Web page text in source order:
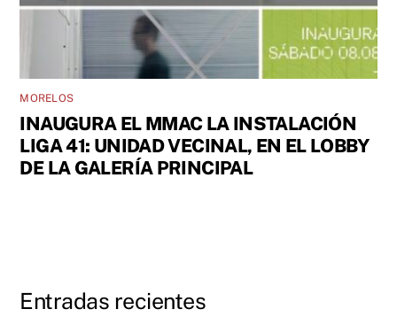
MORELOS
INAUGURA EL MMAC LA INSTALACIÓN
LIGA 41: UNIDAD VECINAL, EN EL LOBBY
DE LA GALERÍA PRINCIPAL
Entradas recientes